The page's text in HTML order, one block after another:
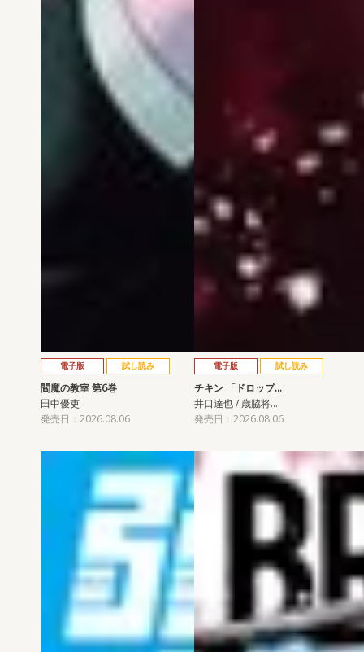
電子版 試し読み
閻魔の教室 第6巻
田中優吏
発売日：2026.08.06
電子版 試し読み
チキン 「ドロップ…
井口達也 / 歳脇将…
発売日：2026.08.06